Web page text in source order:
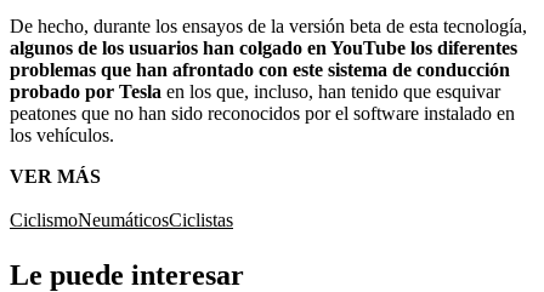
De hecho, durante los ensayos de la versión beta de esta tecnología,
algunos de los usuarios han colgado en YouTube los diferentes
problemas que han afrontado con este sistema de conducción
probado por Tesla en los que, incluso, han tenido que esquivar
peatones que no han sido reconocidos por el software instalado en
los vehículos.
VER MÁS
CiclismoNeumáticosCiclistas
Le puede interesar